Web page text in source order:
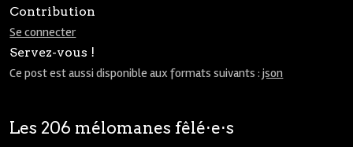
Contribution
Se connecter
Servez-vous !
Ce post est aussi disponible aux formats suivants :json
Les 206 mélomanes fêlé⋅e⋅s